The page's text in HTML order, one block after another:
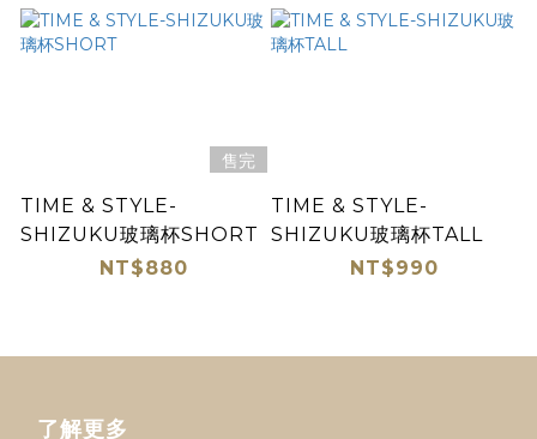
售完
TIME & STYLE-
SHIZUKU玻璃杯SHORT
NT$880
TIME & STYLE-
SHIZUKU玻璃杯TALL
NT$990
了解更多